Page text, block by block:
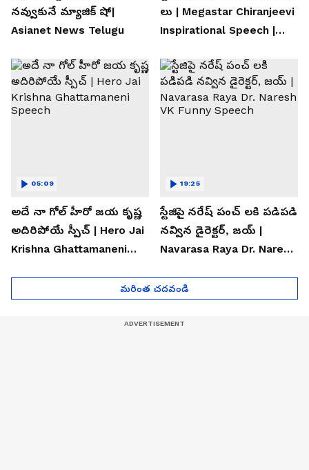
నవ్వుకునే మ్యాజిక్ షో|
Asianet News Telugu
లు | Megastar Chiranjeevi
Inspirational Speech |
అదే నా గోల్ హీరో జయ కృష్ణ
అదిరిపోయే స్పీచ్ | Hero Jai
Krishna Ghattamaneni
05:09
స్టేజిపై నరేష్ పంచ్ లకి పడిపడి
నవ్విన డైరెక్టర్, జయ్ |
Navarasa Raya Dr. Naresh
19:25
మరింత చదవండి